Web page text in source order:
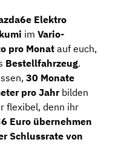
Elektro
im Vario-
pro Monat auf euch,
Bestellfahrzeug.
30 Monate
pro Jahrbilden
flexibel, denn ihr
Euro übernehmen
Schlussrate von